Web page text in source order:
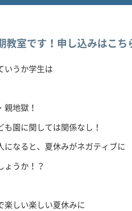
教室です！申し込みはこち
いうか学生は
親地獄！
も園に関しては関係なし！
になると、夏休みがネガティブに
ょうか！？
楽しい楽しい夏休みに